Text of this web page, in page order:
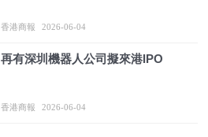
香港商報 2026-06-04
再有深圳機器人公司擬來港IPO
香港商報 2026-06-04